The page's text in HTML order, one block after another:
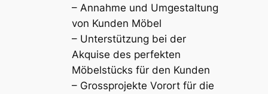
– Annahme und Umgestaltung
von Kunden Möbel
– Unterstützung bei der
Akquise des perfekten
Möbelstücks für den Kunden
– Grossprojekte Vorort für die